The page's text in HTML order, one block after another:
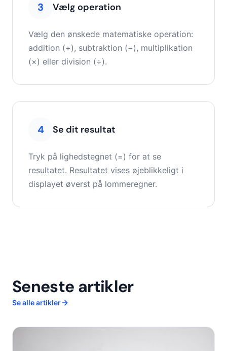
3 Vælg operation
Vælg den ønskede matematiske operation:
addition (+), subtraktion (−), multiplikation
(×) eller division (÷).
4 Se dit resultat
Tryk på lighedstegnet (=) for at se
resultatet. Resultatet vises øjeblikkeligt i
displayet øverst på lommeregner.
Seneste artikler
Se alle artikler